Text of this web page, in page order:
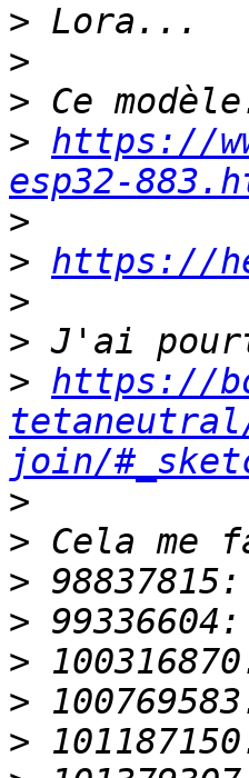
>
>
>
> https://
esp32-
>
> https://
>
>
> https://
join/
>
>
>
>
>
>
>